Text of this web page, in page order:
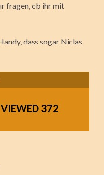
fragen, ob ihr mit
dass sogar Niclas
372